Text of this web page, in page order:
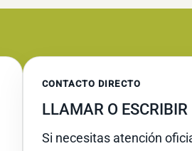
CONTACTO DIRECTO
LLAMAR O
Si necesitas atención